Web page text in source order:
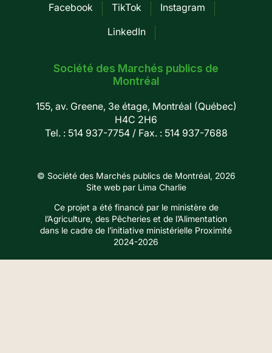
Facebook TikTok
Instagram
LinkedIn
Société des Marchés publics de
Montréal
155, av. Greene, 3e étage, Montréal (Québec)
H4C 2H6
Tel. : 514 937-7754/ Fax. : 514 937-7688
© Société des Marchés publics de Montréal, 2026
Site web par Lima Charlie
Ce projet a été financé par le ministère de
l’Agriculture, des Pêcheries et de l’Alimentation
dans le cadre de l’initiative ministérielle Proximité
2024-2026